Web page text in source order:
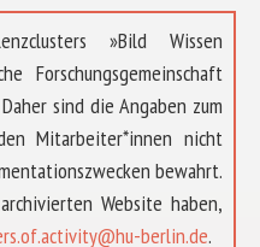
»Bild Wissen
Forschungsgemeinschaft
sind die Angaben zum
Mitarbeiter*innen nicht
bewahrt.
Website haben,
berlin.de.